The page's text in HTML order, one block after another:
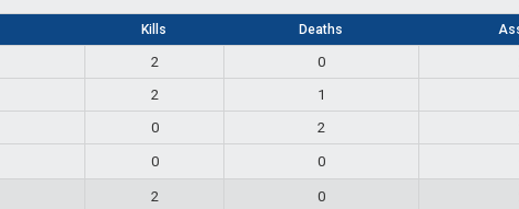
Kills Deaths
2 0
2 1
0 2
0 0
2 0